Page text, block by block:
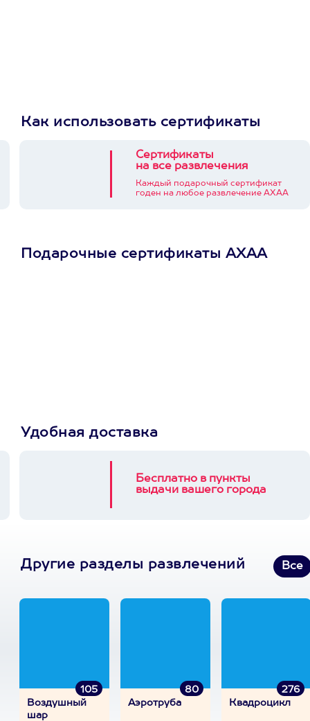
Как использовать сертификаты
Сертификаты
на все развлечения
Каждый подарочный сертификат
годен на любое развлечение АХАА
Подарочные сертификаты АХАА
Удобная доставка
Бесплатно в пункты
выдачи вашего города
Другие разделы развлечений Все
105
Воздушный
шар
80
Аэротруба
276
Квадроцикл